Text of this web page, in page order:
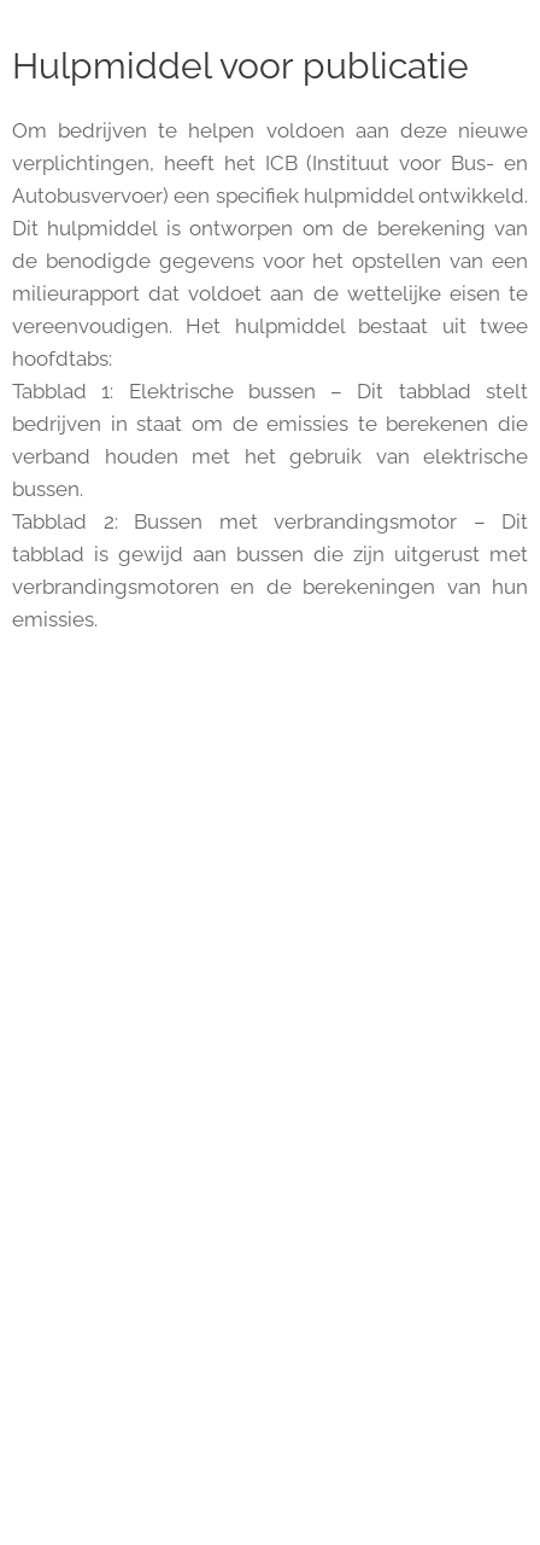
Hulpmiddel voor publicatie
Om bedrijven te helpen voldoen aan deze nieuwe
verplichtingen, heeft het ICB (Instituut voor Bus- en
Autobusvervoer) een specifiek hulpmiddel ontwikkeld.
Dit hulpmiddel is ontworpen om de berekening van
de benodigde gegevens voor het opstellen van een
milieurapport dat voldoet aan de wettelijke eisen te
vereenvoudigen. Het hulpmiddel bestaat uit twee
hoofdtabs:
Tabblad 1: Elektrische bussen – Dit tabblad stelt
bedrijven in staat om de emissies te berekenen die
verband houden met het gebruik van elektrische
bussen.
Tabblad 2: Bussen met verbrandingsmotor – Dit
tabblad is gewijd aan bussen die zijn uitgerust met
verbrandingsmotoren en de berekeningen van hun
emissies.